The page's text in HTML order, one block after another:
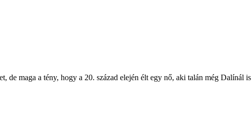
de maga a tény, hogy a 20. század elején élt egy nő, aki talán még Dalínál